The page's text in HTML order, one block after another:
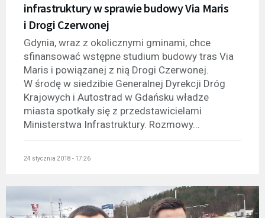
infrastruktury w sprawie budowy Via Maris
i Drogi Czerwonej
Gdynia, wraz z okolicznymi gminami, chce
sfinansować wstępne studium budowy tras Via
Maris i powiązanej z nią Drogi Czerwonej.
W środę w siedzibie Generalnej Dyrekcji Dróg
Krajowych i Autostrad w Gdańsku władze
miasta spotkały się z przedstawicielami
Ministerstwa Infrastruktury. Rozmowy...
24 stycznia 2018 - 17:26